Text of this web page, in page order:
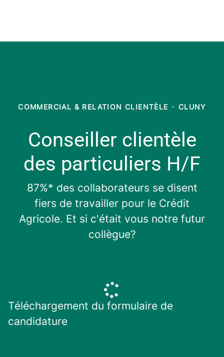
COMMERCIAL & RELATION CLIENTÈLE · CLUNY
Conseiller clientèle
des particuliers H/F
87%* des collaborateurs se disent
fiers de travailler pour le Crédit
Agricole. Et si c'était vous notre futur
collègue?
Téléchargement du formulaire de
candidature